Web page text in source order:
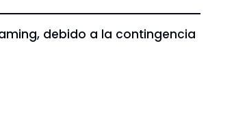
debido a la contingencia